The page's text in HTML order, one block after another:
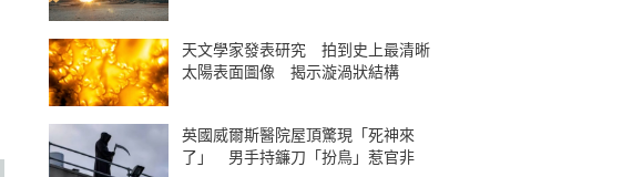
天文學家發表研究 拍到史上最清晰
太陽表面圖像 揭示漩渦狀結構
英國威爾斯醫院屋頂驚現「死神來
了」 男手持鐮刀「扮鳥」惹官非